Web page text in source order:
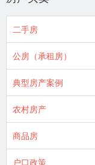
二手房
公房（承租房）
典型房产案例
农村房产
商品房
户口政策